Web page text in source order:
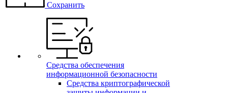
Сохранить
Средства обеспечения
информационной безопасности
Средства криптографической